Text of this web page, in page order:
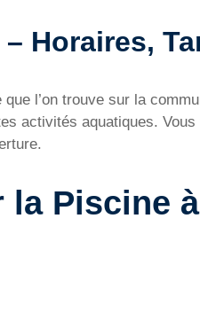
Horaires,
l’on trouve sur la
activités aquatiques.
Piscine